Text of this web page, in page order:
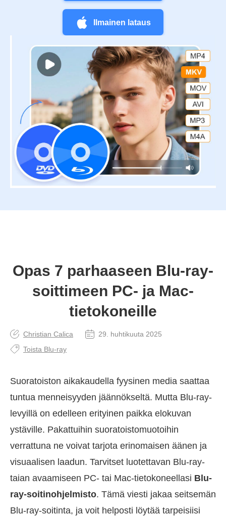
Ilmainen lataus
Opas 7 parhaaseen Blu-ray-
soittimeen PC- ja Mac-
tietokoneille
Christian Calica
29. huhtikuuta 2025
Toista Blu-ray
Suoratoiston aikakaudella fyysinen media saattaa
tuntua menneisyyden jäännökseltä. Mutta Blu-ray-
levyillä on edelleen erityinen paikka elokuvan
ystäville. Pakattuihin suoratoistomuotoihin
verrattuna ne voivat tarjota erinomaisen äänen ja
visuaalisen laadun. Tarvitset luotettavan Blu-ray-
taian avaamiseen PC- tai Mac-tietokoneellasi Blu-
ray-soitinohjelmisto. Tämä viesti jakaa seitsemän
Blu-ray-soitinta, ja voit helposti löytää tarpeisiisi